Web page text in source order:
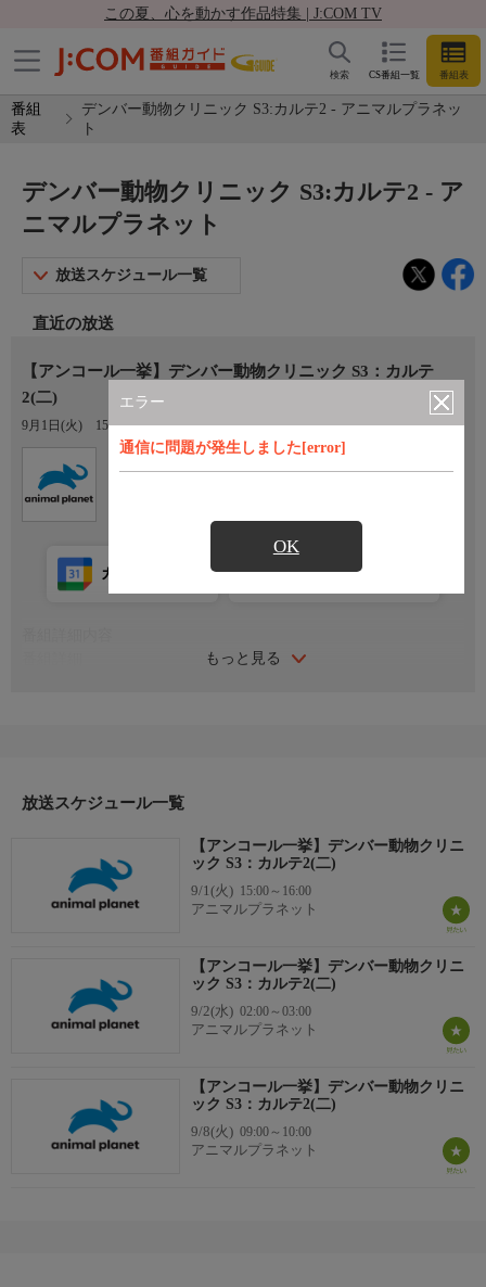
この夏、心を動かす作品特集 | J:COM TV
CS番組一覧 番組表
検索
番組
表
デンバー動物クリニック S3:カルテ2 - アニマルプラネッ
ト
エラー
通信に問題が発生しました[error]
OK
デンバー動物クリニック S3:カルテ2 - ア
ニマルプラネット
放送スケジュール一覧
直近の放送
【アンコール一挙】デンバー動物クリニック S3：カルテ
2(二)
9月1日(火) 15:00〜16:00
Ch.653
アニマルプラネット
もっと見る
カレンダー登録 アプリ視聴
放送スケジュール一覧
【アンコール一挙】デンバー動物クリニ
ック S3：カルテ2(二)
9/1(火) 15:00～16:00
アニマルプラネット
【アンコール一挙】デンバー動物クリニ
ック S3：カルテ2(二)
9/2(水) 02:00～03:00
アニマルプラネット
【アンコール一挙】デンバー動物クリニ
ック S3：カルテ2(二)
9/8(火) 09:00～10:00
アニマルプラネット